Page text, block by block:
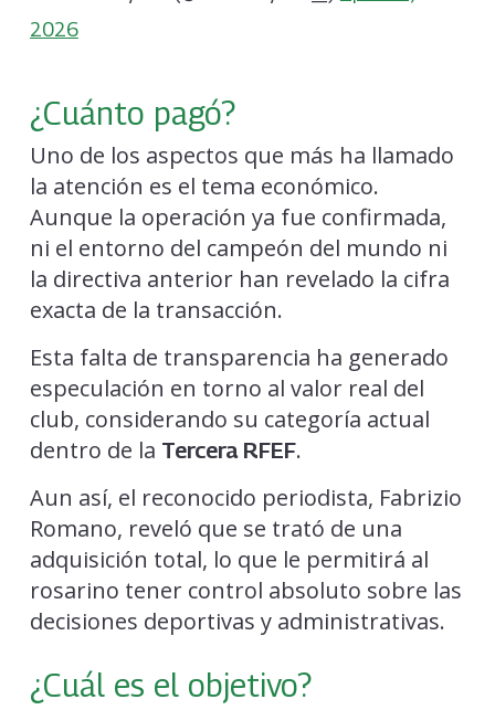
2026
¿Cuánto pagó?
Uno de los aspectos que más ha llamado
la atención es el tema económico.
Aunque la operación ya fue confirmada,
ni el entorno del campeón del mundo ni
la directiva anterior han revelado la cifra
exacta de la transacción.
Esta falta de transparencia ha generado
especulación en torno al valor real del
club, considerando su categoría actual
dentro de la Tercera RFEF.
Aun así, el reconocido periodista, Fabrizio
Romano, reveló que se trató de una
adquisición total, lo que le permitirá al
rosarino tener control absoluto sobre las
decisiones deportivas y administrativas.
¿Cuál es el objetivo?